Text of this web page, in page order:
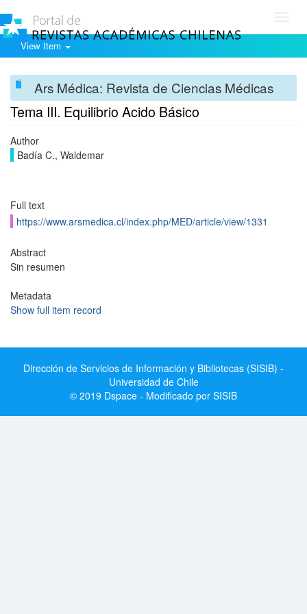
View Item
Ars Médica: Revista de Ciencias Médicas
Tema III. Equilibrio Acido Básico
Author
Badía C., Waldemar
Full text
https://www.arsmedica.cl/index.php/MED/article/view/1331
Abstract
Sin resumen
Metadata
Show full item record
Dirección de Servicios de Información y Bibliotecas (SISIB) -
Universidad de Chile
© 2019 Dspace - Modificado por SISIB